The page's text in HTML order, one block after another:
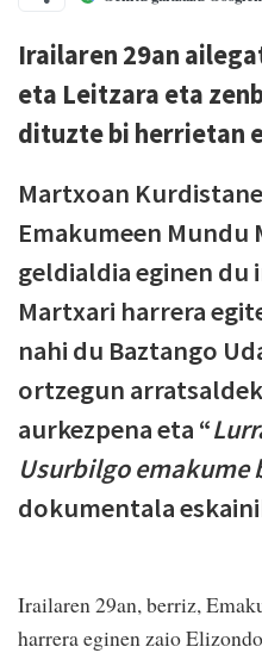
Irailaren 29an
eta Leitzara eta
dituzte bi herrietan
Martxoan
Emakumeen
geldialdia eginen du
Martxari harrera
nahi du Baztango
ortzegun
aurkezpena eta “
Usurbilgo emakume
dokumentala
Irailaren 29an, berriz,
harrera eginen zaio